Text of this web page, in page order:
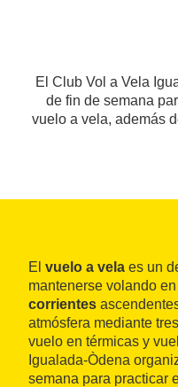
El Club Vol a Vela
de fin de semana
vuelo a vela, además
El vuelo a vela es un
mantenerse volando
corrientes
atmósfera mediante
vuelo en térmicas y
Igualada-Òdena
semana para practicar